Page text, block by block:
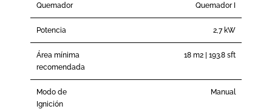
Quemador Quemador I
Potencia 2,7 kW
Área mínima
recomendada
18 m2 | 193.8 sft
Modo de
Ignición
Manual